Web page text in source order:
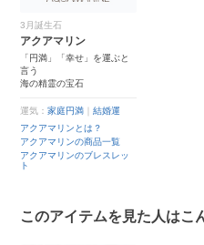
3月誕生石
アクアマリン
「円満」「幸せ」を運ぶと
言う
海の精霊の宝石
運気：家庭円満 ｜結婚運
アクアマリンとは？
アクアマリンの商品一覧
アクアマリンのブレスレッ
ト
このアイテムを見た人はこ